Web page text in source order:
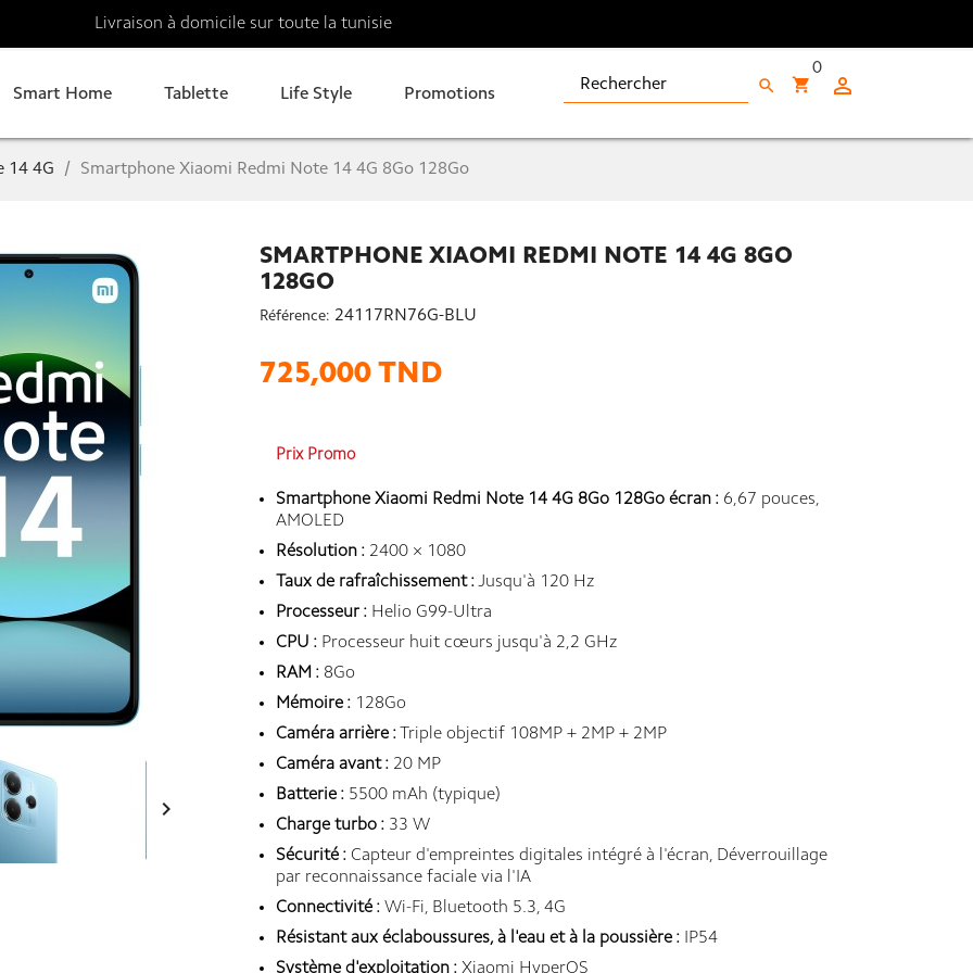
Livraison à domicile sur toute la tunisie
Smart Home Tablette Life Style Promotions 
shopping_cart
0
search
14 4G Smartphone Xiaomi Redmi Note 14 4G 8Go 128Go

SMARTPHONE XIAOMI REDMI NOTE 14 4G 8GO
128GO
Référence: 24117RN76G-BLU
725,000 TND
Prix Promo
Smartphone Xiaomi Redmi Note 14 4G 8Go 128Go écran : 6,67 pouces,
AMOLED
Résolution : 2400 × 1080
Taux de rafraîchissement :Jusqu'à 120 Hz
Processeur : Helio G99-Ultra
CPU : Processeur huit cœurs jusqu'à 2,2 GHz
RAM : 8Go
Mémoire : 128Go
Caméra arrière : Triple objectif 108MP + 2MP + 2MP
Caméra avant : 20 MP
Batterie : 5500 mAh (typique)
Charge turbo : 33 W
Sécurité : Capteur d'empreintes digitales intégré à l'écran, Déverrouillage
par reconnaissance faciale via l'IA
Connectivité : Wi-Fi, Bluetooth 5.3, 4G
Résistant aux éclaboussures, à l'eau et à la poussière : IP54
Système d'exploitation : Xiaomi HyperOS